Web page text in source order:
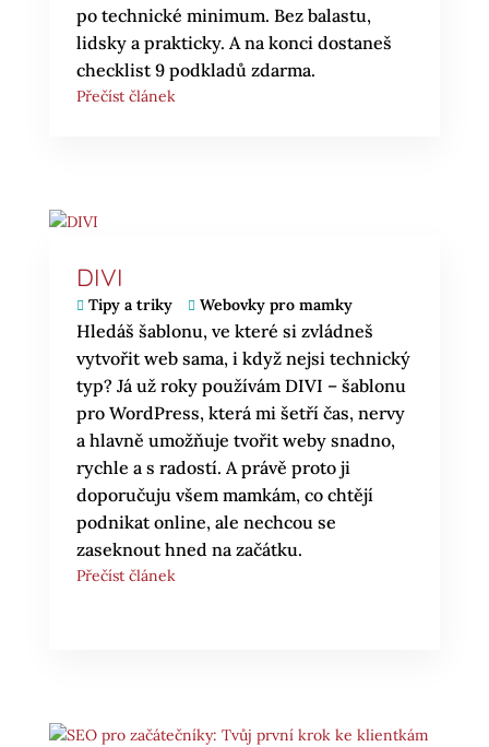
po technické minimum. Bez balastu,
lidsky a prakticky. A na konci dostaneš
checklist 9 podkladů zdarma.
Přečíst článek
DIVI
Tipy a triky Webovky pro mamky
Hledáš šablonu, ve které si zvládneš
vytvořit web sama, i když nejsi technický
typ? Já už roky používám DIVI – šablonu
pro WordPress, která mi šetří čas, nervy
a hlavně umožňuje tvořit weby snadno,
rychle a s radostí. A právě proto ji
doporučuju všem mamkám, co chtějí
podnikat online, ale nechcou se
zaseknout hned na začátku.
Přečíst článek